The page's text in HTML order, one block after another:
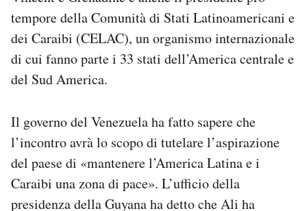
tempore della Comunità di Stati Latinoamericani e
dei Caraibi (CELAC), un organismo internazionale
di cui fanno parte i 33 stati dell’America centrale e
del Sud America.
Il governo del Venezuela ha fatto sapere che
l’incontro avrà lo scopo di tutelare l’aspirazione
del paese di «mantenere l’America Latina e i
Caraibi una zona di pace». L’ufficio della
presidenza della Guyana ha detto che Ali ha